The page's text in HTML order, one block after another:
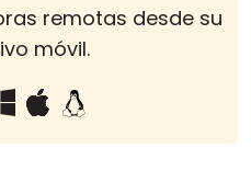
remotas desde su
móvil.